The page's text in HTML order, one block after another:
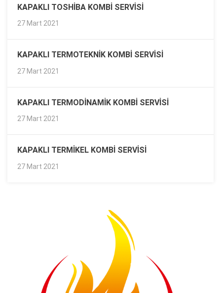
KAPAKLI TOSHIBA KOMBI SERVISI
27 Mart 2021
KAPAKLI TERMOTEKNIK KOMBI SERVISI
27 Mart 2021
KAPAKLI TERMODINAMIK KOMBI SERVISI
27 Mart 2021
KAPAKLI TERMIKEL KOMBI SERVISI
27 Mart 2021